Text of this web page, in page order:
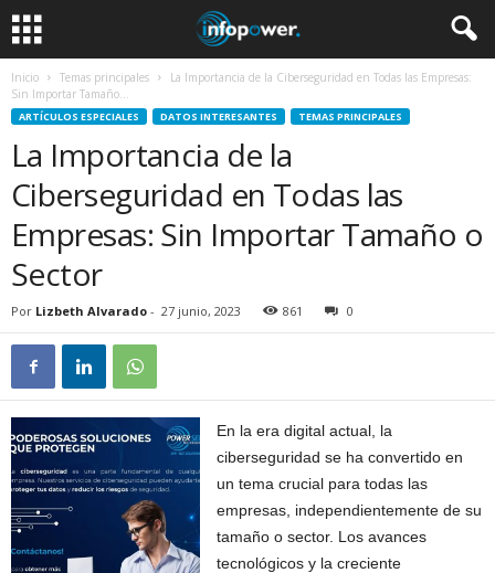
Inicio Temas principales
La Importancia de la Ciberseguridad en Todas las Empresas:
Sin Importar Tamaño...
ARTÍCULOS ESPECIALES DATOS INTERESANTES TEMAS PRINCIPALES
La Importancia de la
Ciberseguridad en Todas las
Empresas: Sin Importar Tamaño o
Sector
Por Lizbeth Alvarado - 27 junio, 2023 861 0
En la era digital actual, la
ciberseguridad se ha convertido en
un tema crucial para todas las
empresas, independientemente de su
tamaño o sector. Los avances
tecnológicos y la creciente